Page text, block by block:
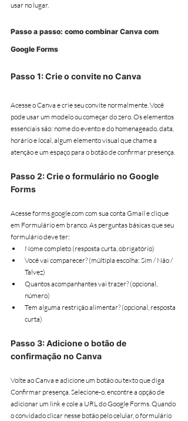
usar no lugar.
Passo a passo: como combinar Canva com
Google Forms
Passo 1: Crie o convite no Canva
Acesse o Canva e crie seu convite normalmente. Você
pode usar um modelo ou começar do zero. Os elementos
essenciais são: nome do evento e do homenageado, data,
horário e local, algum elemento visual que chame a
atenção e um espaço para o botão de confirmar presença.
Passo 2: Crie o formulário no Google
Forms
Acesse forms.google.com com sua conta Gmail e clique
em Formulário em branco. As perguntas básicas que seu
formulário deve ter:
Nome completo (resposta curta, obrigatório)
Você vai comparecer? (múltipla escolha: Sim / Não /
Talvez)
Quantos acompanhantes vai trazer? (opcional,
número)
Tem alguma restrição alimentar? (opcional, resposta
curta)
Passo 3: Adicione o botão de
confirmação no Canva
Volte ao Canva e adicione um botão ou texto que diga
Confirmar presença. Selecione-o, encontre a opção de
adicionar um link e cole a URL do Google Forms. Quando
o convidado clicar nesse botão pelo celular, o formulário